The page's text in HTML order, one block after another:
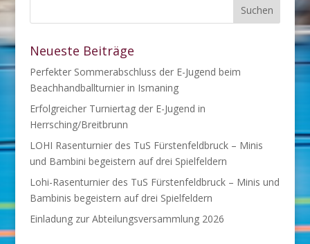
Neueste Beiträge
Perfekter Sommerabschluss der E-Jugend beim
Beachhandballturnier in Ismaning
Erfolgreicher Turniertag der E-Jugend in
Herrsching/Breitbrunn
LOHI Rasenturnier des TuS Fürstenfeldbruck – Minis
und Bambini begeistern auf drei Spielfeldern
Lohi-Rasenturnier des TuS Fürstenfeldbruck – Minis und
Bambinis begeistern auf drei Spielfeldern
Einladung zur Abteilungsversammlung 2026